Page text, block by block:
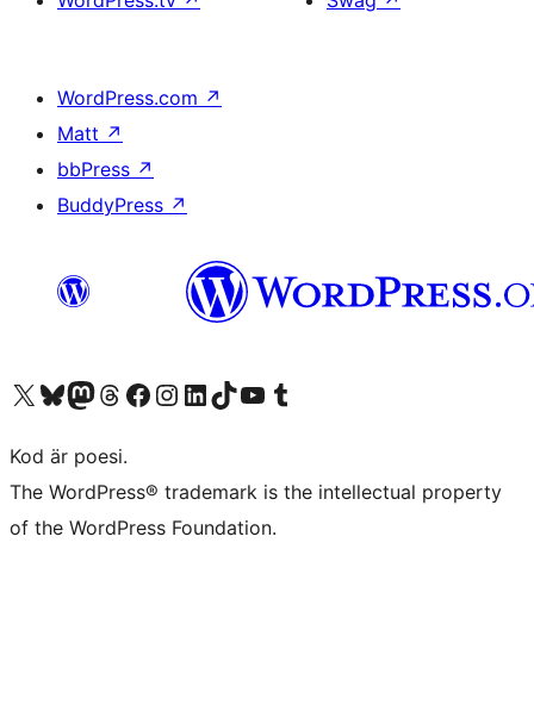
WordPress.com ↗
Matt ↗
bbPress ↗
BuddyPress ↗
Besök vår X-konto (f.d. Twitter)
Besök vårt Bluesky-konto
Besök vårt Mastodon-konto
Besök vårt Thread-konto
Besök vår Facebook-sidaBesök vårt Instagram-konto
Besök vårt LinkedIn-konto
Besök vårt TikTok-konto
Besök vår YouTube-kanalBesök vårt Tumblr-konto
Kod är poesi.
The WordPress® trademark is the intellectual property
of the WordPress Foundation.